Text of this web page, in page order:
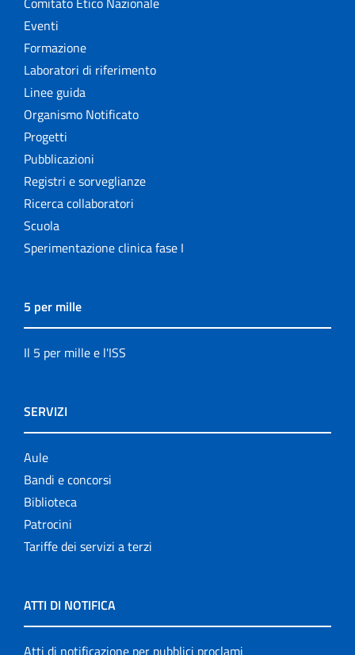
Eventi
Formazione
Laboratori di riferimento
Linee guida
Organismo Notificato
Progetti
Pubblicazioni
Registri e sorveglianze
Ricerca collaboratori
Scuola
Sperimentazione clinica fase I
5 per mille
Il 5 per mille e l'ISS
SERVIZI
Aule
Bandi e concorsi
Biblioteca
Patrocini
Tariffe dei servizi a terzi
ATTI DI NOTIFICA
Atti di notificazione per pubblici proclami